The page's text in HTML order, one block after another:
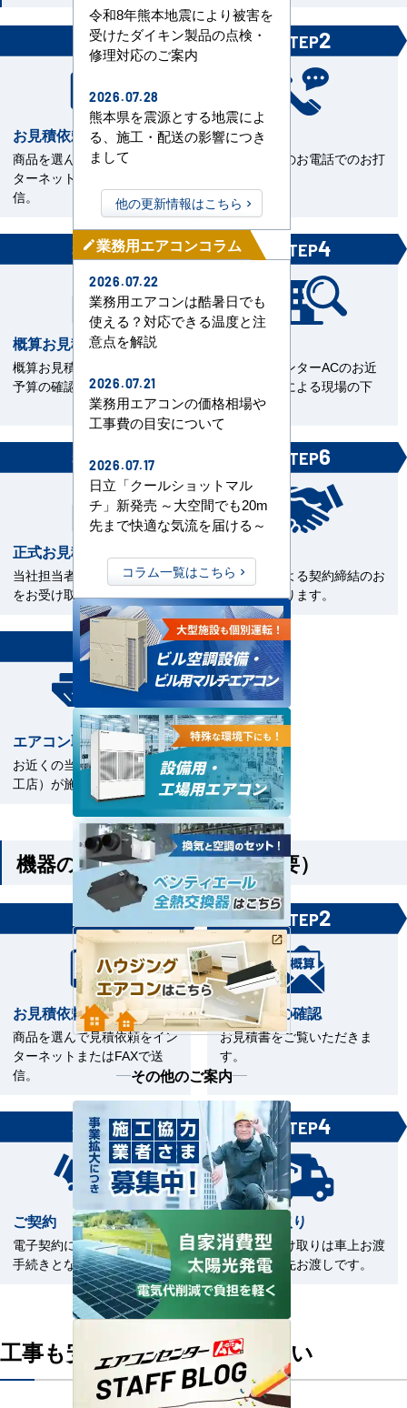
STEP1
お見積依頼
商品を選んで見積依頼をイン
ターネットまたはFAXで送
信。
STEP2
お打合せ
当社担当とのお電話でのお打
STEP3
概算お見積書を確認
概算お見積をご覧いただきご
予算の確認。
STEP4
エアコンセンターACのお近
くの直工店による現場の下
見。
STEP5
正式お見積書の確認
当社担当者から正式お見積書
をお受け取下さい。
STEP6
電子契約による契約締結のお
手続きとなります。
STEP7
エアコン取付工事
お近くの当社指定工事店（直
工店）が施工いたします。
機器のみご購入の方（工事不要）
STEP1
お見積依頼
商品を選んで見積依頼をイン
ターネットまたはFAXで送
信。
STEP2
お見積書の確認
お見積書をご覧いただきま
す。
STEP 3
ご契約
電子契約による契約締結のお
手続きとなります。
STEP4
商品の受取り
商品のお受け取りは車上お渡
しまたは軒先お渡しです。
工事も安心してお任せください
令和8年熊本地震により被害を
受けたダイキン製品の点検・
修理対応のご案内
2026.07.28
熊本県を震源とする地震によ
る、施工・配送の影響につき
まして
他の更新情報はこちら
mode_edit業務用エアコンコラム
2026.07.22
業務用エアコンは酷暑日でも
使える？対応できる温度と注
意点を解説
2026.07.21
業務用エアコンの価格相場や
工事費の目安について
2026.07.17
日立「クールショットマル
チ」新発売 ～大空間でも20m
先まで快適な気流を届ける～
コラム一覧はこちら
その他のご案内